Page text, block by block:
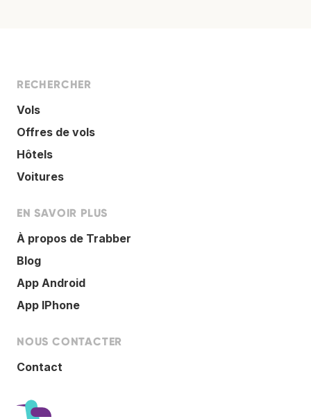
RECHERCHER
Vols
Offres de vols
Hôtels
Voitures
EN SAVOIR PLUS
À propos de Trabber
Blog
App Android
App IPhone
NOUS CONTACTER
Contact